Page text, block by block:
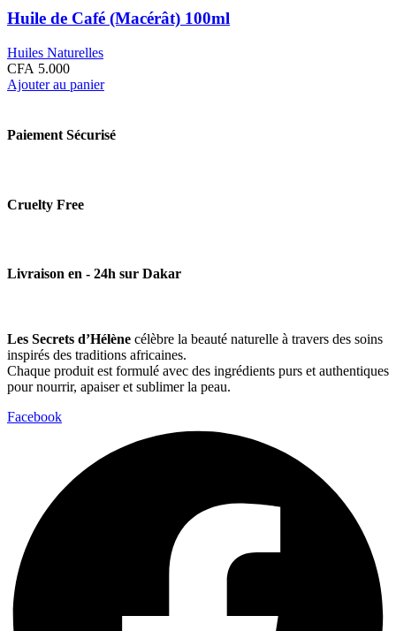
Huile de Café (Macérât) 100ml
Huiles Naturelles
CFA 5.000
Ajouter au panier
Paiement Sécurisé
Cruelty Free
Livraison en - 24h sur Dakar
Les Secrets d’Hélène célèbre la beauté naturelle à travers des soins
inspirés des traditions africaines.
Chaque produit est formulé avec des ingrédients purs et authentiques
pour nourrir, apaiser et sublimer la peau.
Facebook